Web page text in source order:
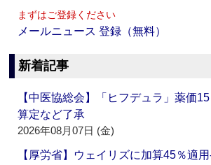
まずはご登録ください
メールニュース 登録（無料）
新着記事
【中医協総会】「ヒフデュラ」薬価
算定など了承
2026年08月07日 (金)
【厚労省】ウェイリズに加算45％適